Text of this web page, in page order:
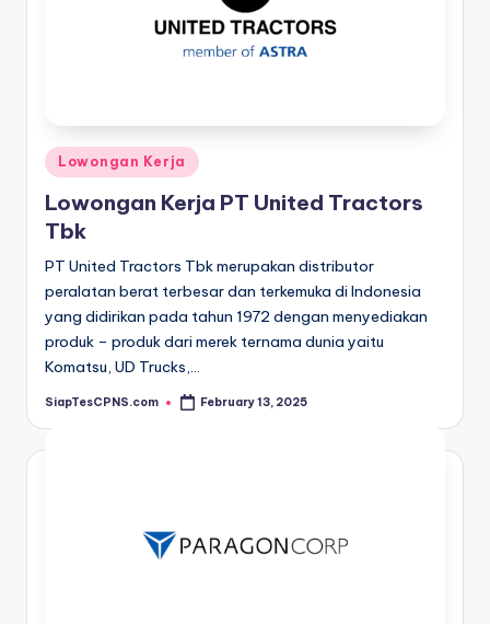
Posted
in
Lowongan Kerja
Lowongan Kerja PT United Tractors
Tbk
PT United Tractors Tbk merupakan distributor
peralatan berat terbesar dan terkemuka di Indonesia
yang didirikan pada tahun 1972 dengan menyediakan
produk – produk dari merek ternama dunia yaitu
Komatsu, UD Trucks,…
Posted
SiapTesCPNS.com February 13, 2025